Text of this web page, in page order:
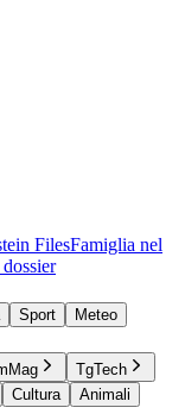
FilesFamiglia nel
Sport
Meteo
TgTech
Cultura
Animali